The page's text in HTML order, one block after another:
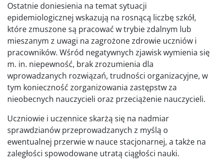
Ostatnie doniesienia na temat sytuacji
epidemiologicznej wskazują na rosnącą liczbę szkół,
które zmuszone są pracować w trybie zdalnym lub
mieszanym z uwagi na zagrożone zdrowie uczniów i
pracowników. Wśród negatywnych zjawisk wymienia się
m. in. niepewność, brak zrozumienia dla
wprowadzanych rozwiązań, trudności organizacyjne, w
tym konieczność zorganizowania zastępstw za
nieobecnych nauczycieli oraz przeciążenie nauczycieli.
Uczniowie i uczennice skarżą się na nadmiar
sprawdzianów przeprowadzanych z myślą o
ewentualnej przerwie w nauce stacjonarnej, a także na
zaległości spowodowane utratą ciągłości nauki.